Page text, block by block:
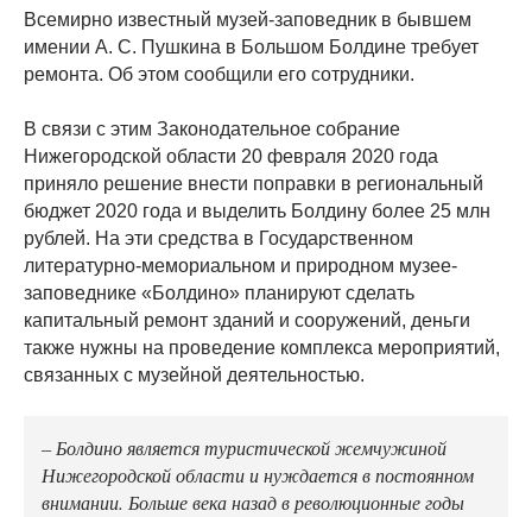
Всемирно известный музей-заповедник в бывшем
имении А. С. Пушкина в Большом Болдине требует
ремонта. Об этом сообщили его сотрудники.
В связи с этим Законодательное собрание
Нижегородской области 20 февраля 2020 года
приняло решение внести поправки в региональный
бюджет 2020 года и выделить Болдину более 25 млн
рублей. На эти средства в Государственном
литературно-мемориальном и природном музее-
заповеднике «Болдино» планируют сделать
капитальный ремонт зданий и сооружений, деньги
также нужны на проведение комплекса мероприятий,
связанных с музейной деятельностью.
– Болдино является туристической жемчужиной
Нижегородской области и нуждается в постоянном
внимании. Больше века назад в революционные годы